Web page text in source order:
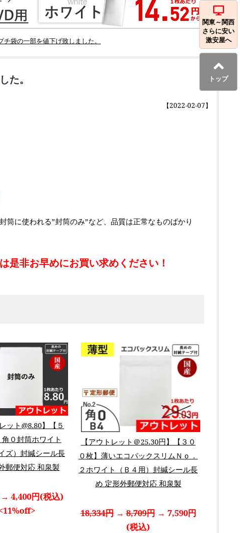
関東～関西
さらに安い
激安屋へ
トップ
袋の一部を値下げ致しました。
た。
【2022-02-07】
に使われる”封筒のみ”など、品質は正常なものばかり
是非お早めにお買い求めください！
ット@8.80】【５
角０封筒ホワイト
ズ）封緘シール長
郵便対応 和泉製
→ 4,400円(税込)
【アウトレット＠25.30円】【３０
０枚】薄いエコパックスリムＮｏ．
２ホワイト（Ｂ４用）封緘シール長
め 定形外郵便対応 和泉製
18,334円→8,709円→ 7,590円
(税込)